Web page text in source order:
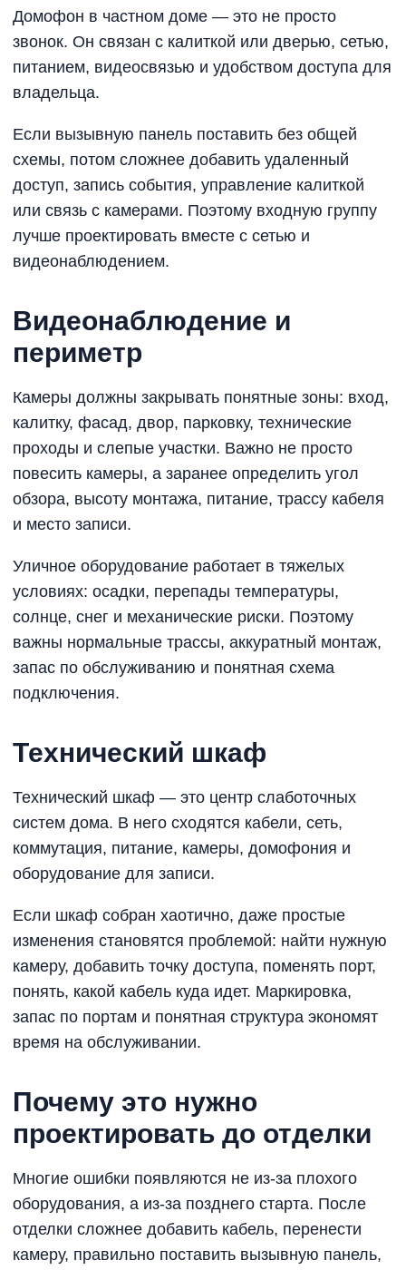
Домофон в частном доме — это не просто
звонок. Он связан с калиткой или дверью, сетью,
питанием, видеосвязью и удобством доступа для
владельца.
Если вызывную панель поставить без общей
схемы, потом сложнее добавить удаленный
доступ, запись события, управление калиткой
или связь с камерами. Поэтому входную группу
лучше проектировать вместе с сетью и
видеонаблюдением.
Видеонаблюдение и
периметр
Камеры должны закрывать понятные зоны: вход,
калитку, фасад, двор, парковку, технические
проходы и слепые участки. Важно не просто
повесить камеры, а заранее определить угол
обзора, высоту монтажа, питание, трассу кабеля
и место записи.
Уличное оборудование работает в тяжелых
условиях: осадки, перепады температуры,
солнце, снег и механические риски. Поэтому
важны нормальные трассы, аккуратный монтаж,
запас по обслуживанию и понятная схема
подключения.
Технический шкаф
Технический шкаф — это центр слаботочных
систем дома. В него сходятся кабели, сеть,
коммутация, питание, камеры, домофония и
оборудование для записи.
Если шкаф собран хаотично, даже простые
изменения становятся проблемой: найти нужную
камеру, добавить точку доступа, поменять порт,
понять, какой кабель куда идет. Маркировка,
запас по портам и понятная структура экономят
время на обслуживании.
Почему это нужно
проектировать до отделки
Многие ошибки появляются не из-за плохого
оборудования, а из-за позднего старта. После
отделки сложнее добавить кабель, перенести
камеру, правильно поставить вызывную панель,